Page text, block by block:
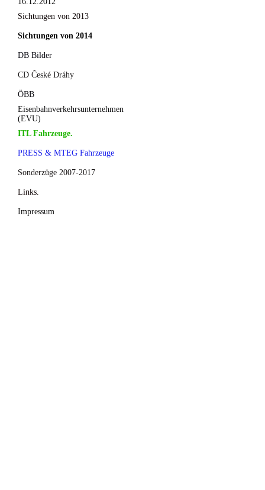
Sichtungen von 2013
Sichtungen von 2014
DB Bilder
CD České Dráhy
ÖBB
Eisenbahnverkehrsunternehmen
(EVU)
ITL Fahrzeuge.
PRESS & MTEG Fahrzeuge
Sonderzüge 2007-2017
Links.
Impressum